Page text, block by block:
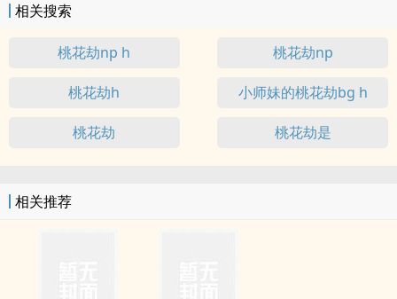
相关搜索
桃花劫np h 桃花劫np
桃花劫h 小师妹的桃花劫bg h
桃花劫 桃花劫是
相关推荐